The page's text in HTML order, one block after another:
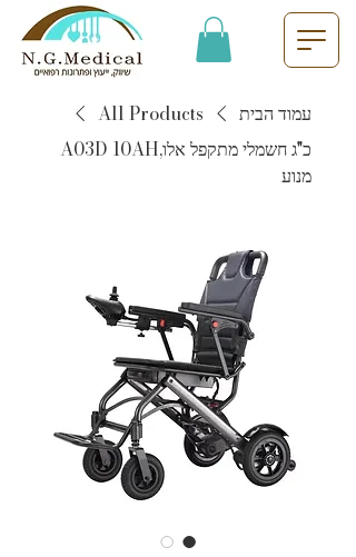
עמוד הבית
All Products
כ"ג חשמלי מתקפל אלו,A03D 10AH
מנוע